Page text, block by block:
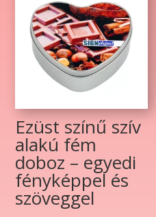
Ezüst színű szív
alakú fém
doboz – egyedi
fényképpel és
szöveggel